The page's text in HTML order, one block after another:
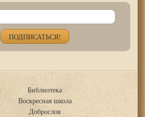
Библиотека
Воскресная школа
Доброслов